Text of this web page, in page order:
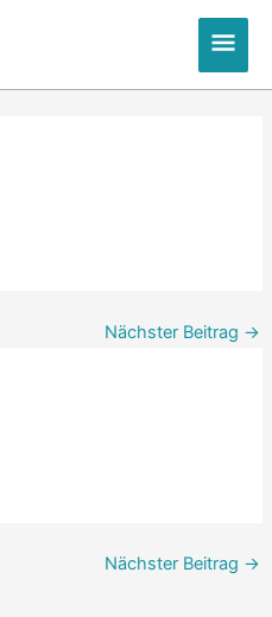
Nächster Beitrag →
Nächster Beitrag →